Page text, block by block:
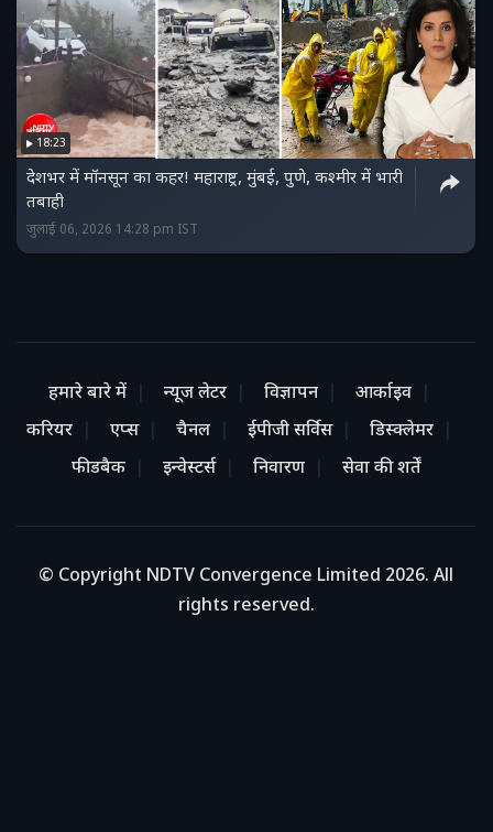
18:23
देशभर में मॉनसून का कहर! महाराष्ट्र, मुंबई, पुणे, कश्मीर में भारी
तबाही
जुलाई 06, 2026 14:28 pm IST
हमारे बारे में न्यूज लेटर विज्ञापन
आर्काइव
करियर
एप्स चैनल ईपीजी सर्विस
डिस्क्लेमर
फीडबैक
इन्वेस्टर्स निवारण सेवा की शर्तें
© Copyright NDTV Convergence Limited 2026. All
rights reserved.